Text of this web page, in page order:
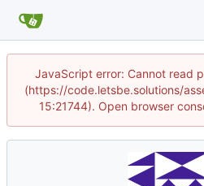
JavaScript error: Cannot read
(https://code.letsbe.solutions/
15:21744). Open browser